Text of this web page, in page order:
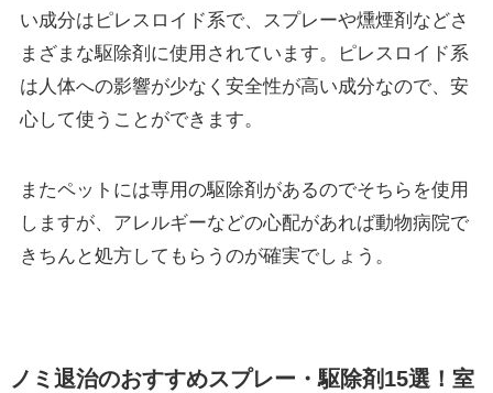
い成分は ピレスロイド系で、スプレーや燻煙剤などさ
まざまな駆除剤に使用されています。ピレスロイド系
は人体への影響が少なく安全性が高い成分なので、安
心して使うことができます。
またペットには専用の駆除剤があるのでそちらを使用
しますが、 アレルギーなどの心配があれば動物病院で
きちんと処方してもらうのが確実でしょう。
ノミ退治のおすすめスプレー・駆除剤15選！室